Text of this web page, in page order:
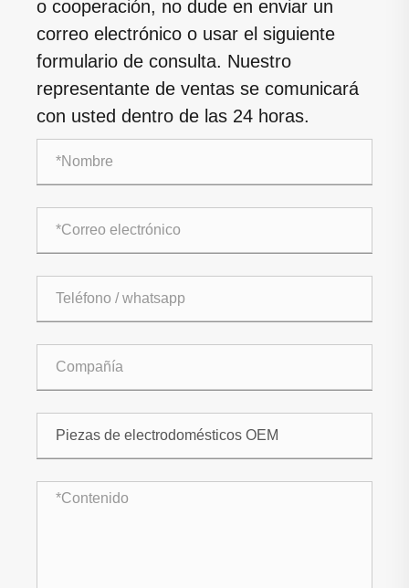
o cooperación, no dude en enviar un
correo electrónico o usar el siguiente
formulario de consulta. Nuestro
representante de ventas se comunicará
con usted dentro de las 24 horas.